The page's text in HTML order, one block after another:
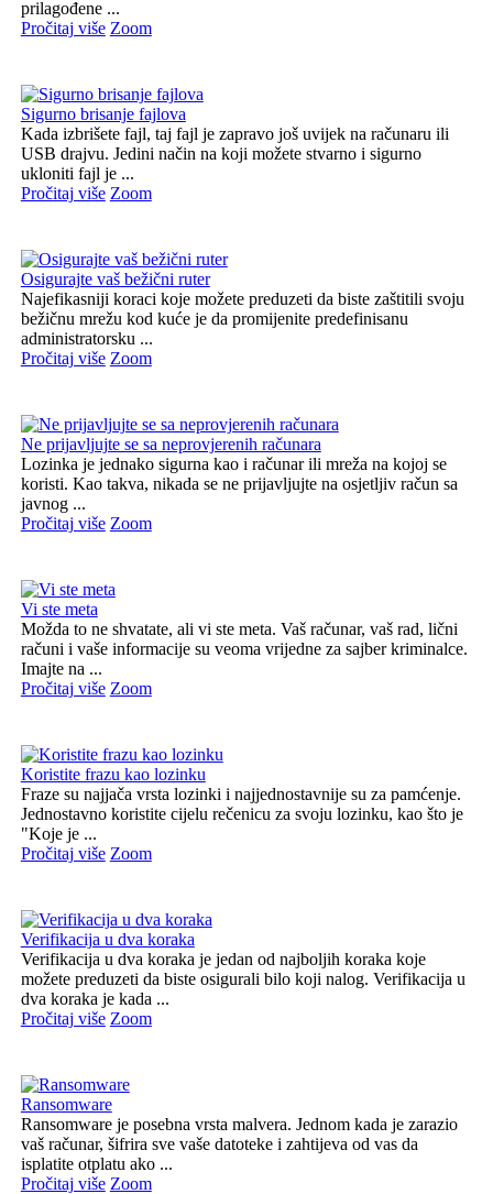
prilagođene ...
Pročitaj više Zoom
Sigurno brisanje fajlova
Kada izbrišete fajl, taj fajl je zapravo još uvijek na računaru ili
USB drajvu. Jedini način na koji možete stvarno i sigurno
ukloniti fajl je ...
Pročitaj više Zoom
Osigurajte vaš bežični ruter
Najefikasniji koraci koje možete preduzeti da biste zaštitili svoju
bežičnu mrežu kod kuće je da promijenite predefinisanu
administratorsku ...
Pročitaj više Zoom
Ne prijavljujte se sa neprovjerenih računara
Lozinka je jednako sigurna kao i računar ili mreža na kojoj se
koristi. Kao takva, nikada se ne prijavljujte na osjetljiv račun sa
javnog ...
Pročitaj više Zoom
Vi ste meta
Možda to ne shvatate, ali vi ste meta. Vaš računar, vaš rad, lični
računi i vaše informacije su veoma vrijedne za sajber kriminalce.
Imajte na ...
Pročitaj više Zoom
Koristite frazu kao lozinku
Fraze su najjača vrsta lozinki i najjednostavnije su za pamćenje.
Jednostavno koristite cijelu rečenicu za svoju lozinku, kao što je
"Koje je ...
Pročitaj više Zoom
Verifikacija u dva koraka
Verifikacija u dva koraka je jedan od najboljih koraka koje
možete preduzeti da biste osigurali bilo koji nalog. Verifikacija u
dva koraka je kada ...
Pročitaj više Zoom
Ransomware
Ransomware je posebna vrsta malvera. Jednom kada je zarazio
vaš računar, šifrira sve vaše datoteke i zahtijeva od vas da
isplatite otplatu ako ...
Pročitaj više Zoom